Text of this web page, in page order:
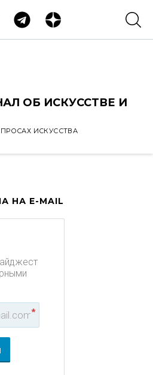
ОБ ИСКУССТВЕ И
ИСКУССТВА
НА E-MAIL
*